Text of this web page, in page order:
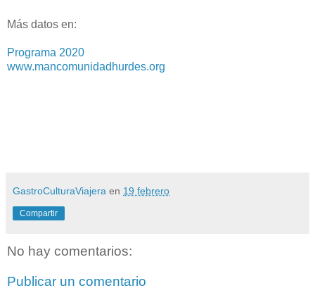
Más datos en:
Programa 2020
www.mancomunidadhurdes.org
GastroCulturaViajera en 19 febrero
Compartir
No hay comentarios:
Publicar un comentario